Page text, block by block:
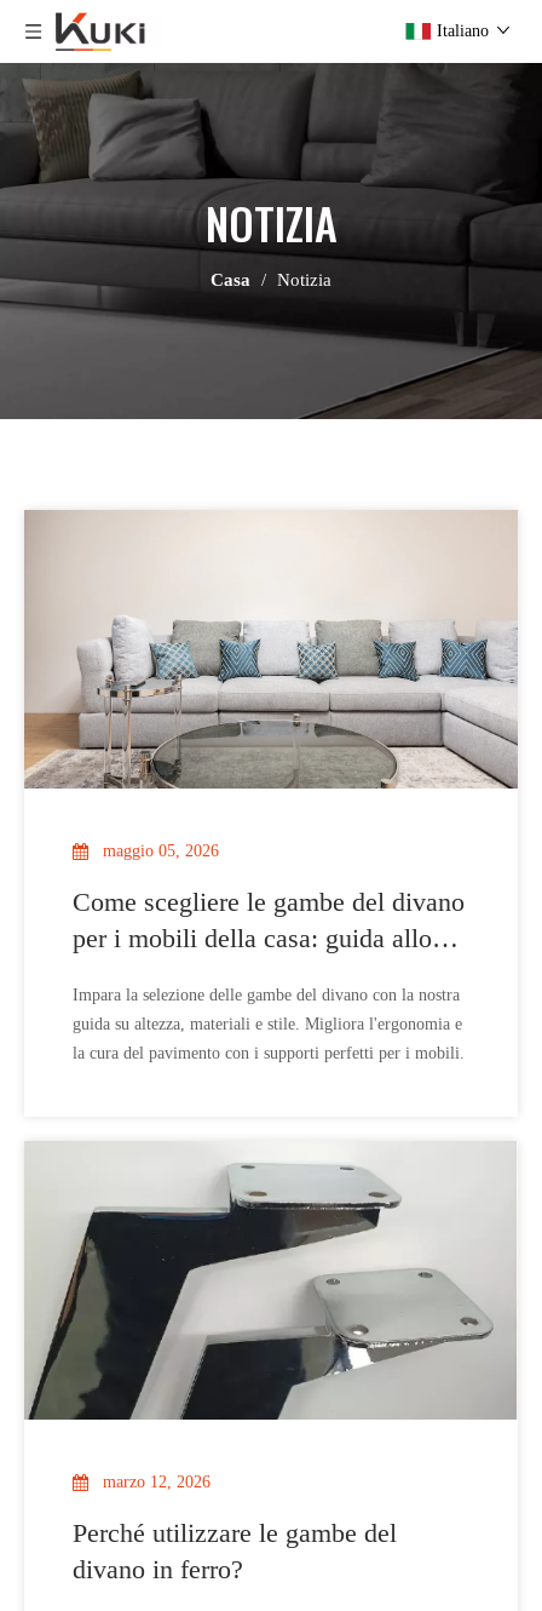
Italiano
NOTIZIA
Casa / Notizia
maggio 05, 2026
Come scegliere le gambe del divano
per i mobili della casa: guida allo
Impara la selezione delle gambe del divano con la nostra
guida su altezza, materiali e stile. Migliora l'ergonomia e
la cura del pavimento con i supporti perfetti per i mobili.
marzo 12, 2026
Perché utilizzare le gambe del
divano in ferro?